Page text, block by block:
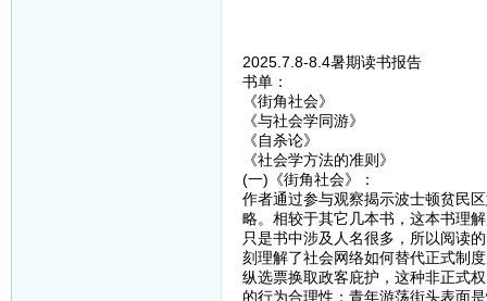
2025.7.8-8.4暑期读书报告
书单：
《街角社会》
《与社会学同游》
《自杀论》
《社会学方法的准则》
(一)《街角社会》：
作者通过参与观察揭示波士顿贫民
略。相较于其它几本书，这本书理
只是书中涉及人名很多，所以阅读
刻理解了社会网络如何替代正式制
纵选票换取政客庇护，这种非正式
的行为合理性：青年游荡街头表面